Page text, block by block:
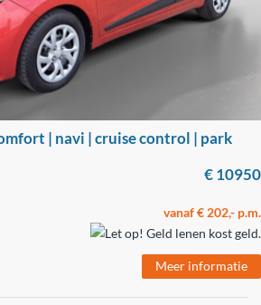
| navi | cruise control | park
€ 10950
vanaf € 202,- p.m.
Meer informatie